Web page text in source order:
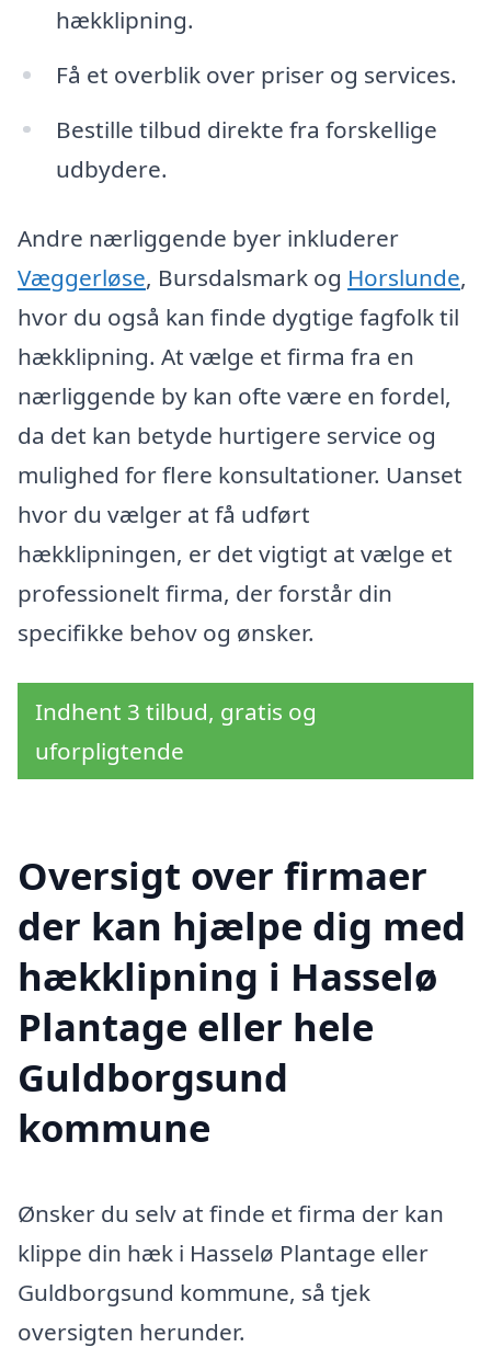
hækklipning.
Få et overblik over priser og services.
Bestille tilbud direkte fra forskellige
udbydere.
Andre nærliggende byer inkluderer
Væggerløse, Bursdalsmark og Horslunde,
hvor du også kan finde dygtige fagfolk til
hækklipning. At vælge et firma fra en
nærliggende by kan ofte være en fordel,
da det kan betyde hurtigere service og
mulighed for flere konsultationer. Uanset
hvor du vælger at få udført
hækklipningen, er det vigtigt at vælge et
professionelt firma, der forstår din
specifikke behov og ønsker.
Indhent 3 tilbud, gratis og
uforpligtende
Oversigt over firmaer
der kan hjælpe dig med
hækklipning i Hasselø
Plantage eller hele
Guldborgsund
kommune
Ønsker du selv at finde et firma der kan
klippe din hæk i Hasselø Plantage eller
Guldborgsund kommune, så tjek
oversigten herunder.